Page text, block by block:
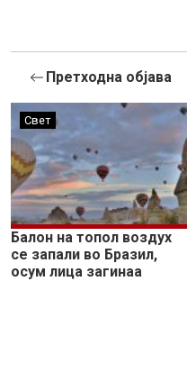
Претходна објава
Свет
Балон на топол воздух
се запали во Бразил,
осум лица загинаа